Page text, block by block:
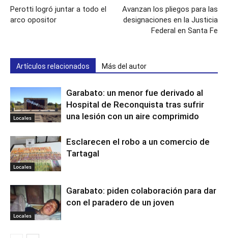
Perotti logró juntar a todo el
arco opositor
Avanzan los pliegos para las
designaciones en la Justicia
Federal en Santa Fe
Artículos relacionados Más del autor
Locales
Garabato: un menor fue derivado al
Hospital de Reconquista tras sufrir
una lesión con un aire comprimido
Locales
Esclarecen el robo a un comercio de
Tartagal
Locales
Garabato: piden colaboración para dar
con el paradero de un joven